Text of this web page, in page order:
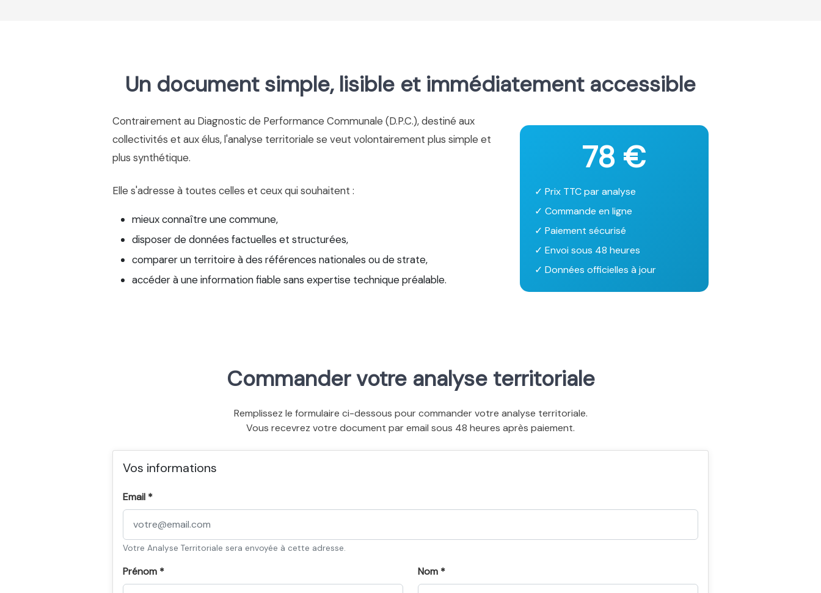
Un document simple, lisible et immédiatement accessible
Contrairement au Diagnostic de Performance Communale (D.P.C.), destiné aux
collectivités et aux élus, l'analyse territoriale se veut volontairement plus simple et
plus synthétique.
Elle s'adresse à toutes celles et ceux qui souhaitent :
mieux connaître une commune,
disposer de données factuelles et structurées,
comparer un territoire à des références nationales ou de strate,
accéder à une information fiable sans expertise technique préalable.
78 €
✓ Prix TTC par analyse
✓ Commande en ligne
✓ Paiement sécurisé
✓ Envoi sous 48 heures
✓ Données officielles à jour
Commander votre analyse territoriale
Remplissez le formulaire ci-dessous pour commander votre analyse territoriale.
Vous recevrez votre document par email sous 48 heures après paiement.
Vos informations
Email *
Votre Analyse Territoriale sera envoyée à cette adresse.
Prénom * Nom *